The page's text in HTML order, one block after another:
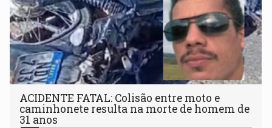
ACIDENTE FATAL: Colisão entre moto e
caminhonete resulta na morte de homem de
31 anos